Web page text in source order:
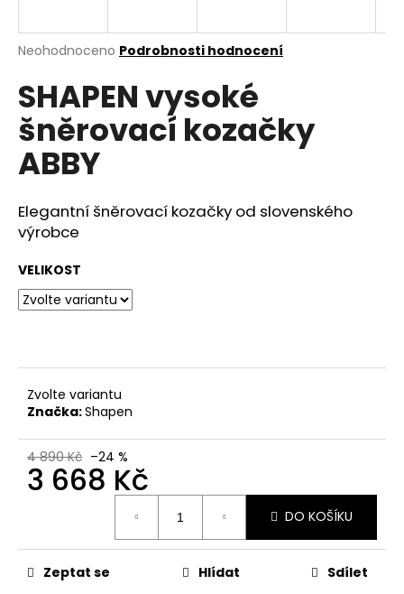
Průměrné
produktu
je
0,0
z
hvězdiček.
Neohodnoceno Podrobnosti hodnocení
SHAPEN vysoké
šněrovací kozačky
ABBY
Elegantní šněrovací kozačky od slovenského
výrobce
VELIKOST
Zvolte variantu
Značka:Shapen
4 890 Kč –24 %
3 668 Kč
DO KOŠÍKU
Zeptat se Hlídat Sdílet
j
t
?
HLEDAT
D
o
r
u
č
j
e
m
CLEAN